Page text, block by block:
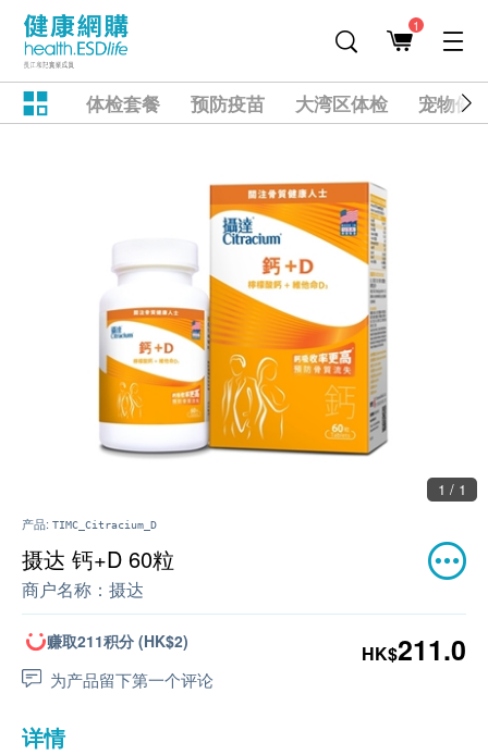
1
体检套餐 预防疫苗 大湾区体检 宠物健
1 / 1
产品: TIMC_Citracium_D
摄达 钙+D 60粒
商户名称： 摄达
赚取211积分 (HK$2)
为产品留下第一个评论
HK$211.0
详情